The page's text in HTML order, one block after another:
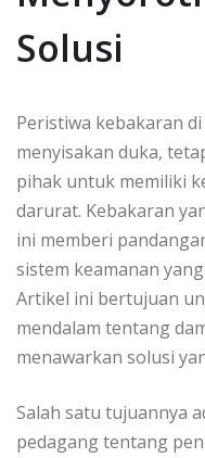
Solusi
Peristiwa kebakaran
menyisakan duka,
pihak untuk memiliki
darurat. Kebakaran
ini memberi
sistem keamanan
Artikel ini bertujuan
mendalam tentang
menawarkan solusi
Salah satu tujuannya
pedagang tentang